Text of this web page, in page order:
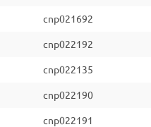
cnp021692
cnp022192
cnp022135
cnp022190
cnp022191